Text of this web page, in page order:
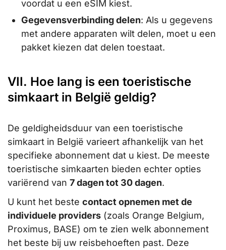
voordat u een eSIM kiest.
Gegevensverbinding delen: Als u gegevens
met andere apparaten wilt delen, moet u een
pakket kiezen dat delen toestaat.
VII. Hoe lang is een toeristische
simkaart in België geldig?
De geldigheidsduur van een toeristische
simkaart in België varieert afhankelijk van het
specifieke abonnement dat u kiest. De meeste
toeristische simkaarten bieden echter opties
variërend van 7 dagen tot 30 dagen.
U kunt het beste contact opnemen met de
individuele providers (zoals Orange Belgium,
Proximus, BASE) om te zien welk abonnement
het beste bij uw reisbehoeften past. Deze